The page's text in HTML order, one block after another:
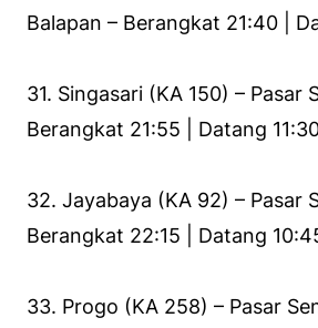
Balapan – Berangkat 21:40 |
31. Singasari (KA 150) – Pasar
Berangkat 21:55 | Datang
32. Jayabaya (KA 92) – Pasar
Berangkat 22:15 | Datang
33. Progo (KA 258) – Pasar